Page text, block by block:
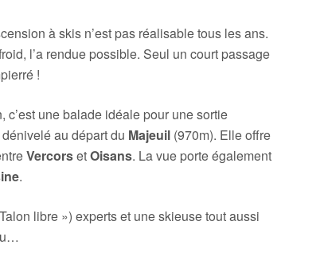
à skis n’est pas réalisable tous les ans.
l’a rendue possible. Seul un court passage
!
une balade idéale pour une sortie
au départ du Majeuil (970m). Elle offre
VercorsetOisans. La vue porte également
.
libre ») experts et une skieuse tout aussi